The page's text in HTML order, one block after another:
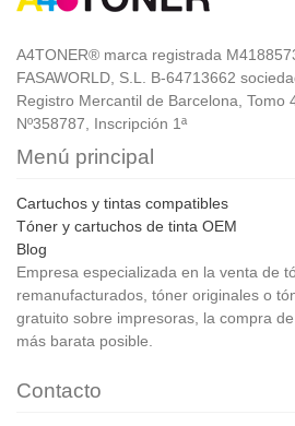
A4TONER® marca registrada
FASAWORLD, S.L. B-64713662
Registro Mercantil de Barcelona, Tomo
Nº358787, Inscripción 1ª
Menú principal
Cartuchos y tintas compatibles
Tóner y cartuchos de tinta OEM
Blog
Empresa especializada en la venta de
remanufacturados, tóner originales o
gratuito sobre impresoras, la compra
más barata posible.
Contacto